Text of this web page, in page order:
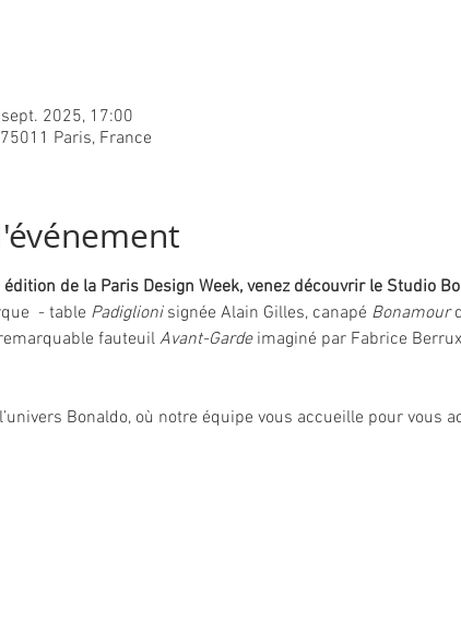
2025, 17:00
Paris, France
édition de la Paris Design Week, venez découvrir le Studio
- table Padiglioni signée Alain Gilles, canapé Bonamour
fauteuil Avant-Garde imaginé par Fabrice
Bonaldo, où notre équipe vous accueille pour vous